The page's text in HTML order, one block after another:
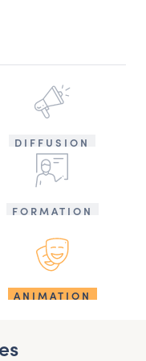
DIFFUSION
FORMATION
ANIMATION